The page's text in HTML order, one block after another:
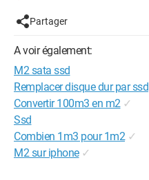
Partager
A voir également:
M2 sata ssd
Remplacer disque dur par ssd
Convertir 100m3 en m2 ✓
Ssd
Combien 1m3 pour 1m2 ✓
M2 sur iphone ✓